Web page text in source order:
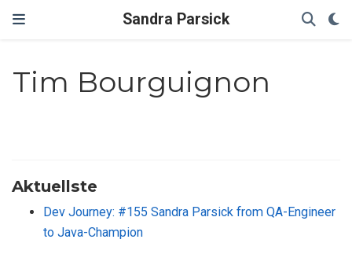
Sandra Parsick
Tim Bourguignon
Aktuellste
Dev Journey: #155 Sandra Parsick from QA-Engineer
to Java-Champion